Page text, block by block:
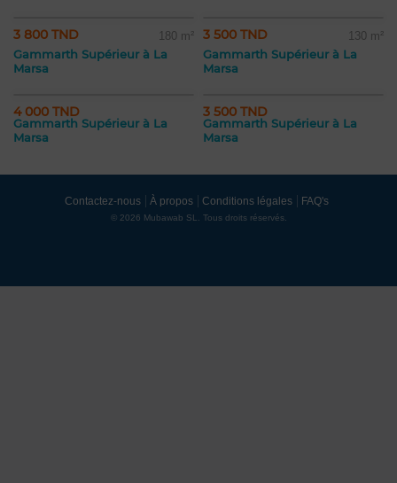
3 800 TND 180 m²
Gammarth Supérieur à La
Marsa
3 500 TND 130 m²
Gammarth Supérieur à La
Marsa
4 000 TND
Gammarth Supérieur à La
Marsa
3 500 TND
Gammarth Supérieur à La
Marsa
Contactez-nous À propos Conditions légales FAQ's
© 2026 Mubawab SL. Tous droits réservés.